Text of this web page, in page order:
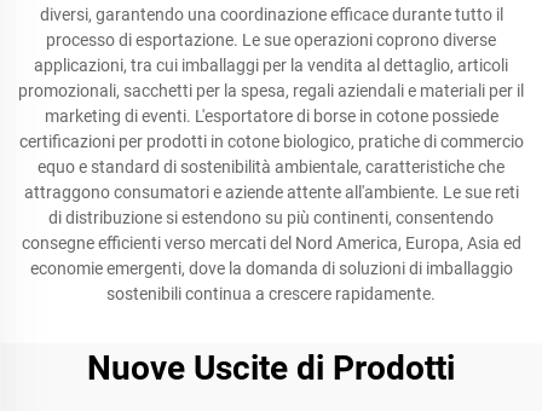
diversi, garantendo una coordinazione efficace durante tutto il
processo di esportazione. Le sue operazioni coprono diverse
applicazioni, tra cui imballaggi per la vendita al dettaglio, articoli
promozionali, sacchetti per la spesa, regali aziendali e materiali per il
marketing di eventi. L'esportatore di borse in cotone possiede
certificazioni per prodotti in cotone biologico, pratiche di commercio
equo e standard di sostenibilità ambientale, caratteristiche che
attraggono consumatori e aziende attente all'ambiente. Le sue reti
di distribuzione si estendono su più continenti, consentendo
consegne efficienti verso mercati del Nord America, Europa, Asia ed
economie emergenti, dove la domanda di soluzioni di imballaggio
sostenibili continua a crescere rapidamente.
Nuove Uscite di Prodotti